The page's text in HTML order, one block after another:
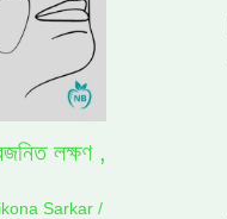
লক্ষণ ,
Sarkar /